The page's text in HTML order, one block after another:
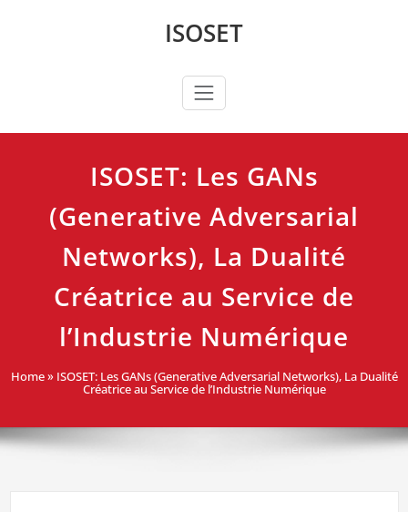
ISOSET
ISOSET: Les GANs
(Generative Adversarial
Networks), La Dualité
Créatrice au Service de
l’Industrie Numérique
Home» ISOSET: Les GANs (Generative Adversarial Networks), La Dualité
Créatrice au Service de l’Industrie Numérique